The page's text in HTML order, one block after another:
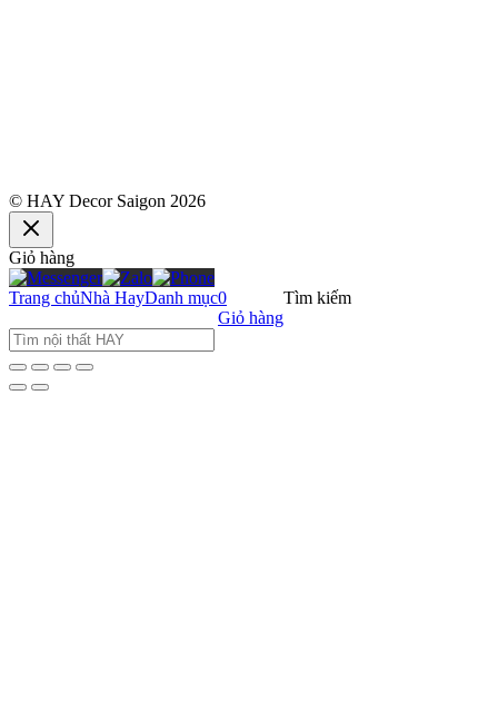
© HAY Decor Saigon 2026
Giỏ hàng
Trang chủNhà HayDanh mục0
Giỏ hàng
Tìm kiếm